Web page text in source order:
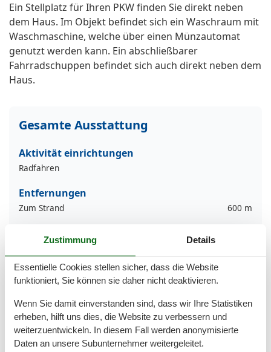
Ein Stellplatz für Ihren PKW finden Sie direkt neben
dem Haus. Im Objekt befindet sich ein Waschraum mit
Waschmaschine, welche über einen Münzautomat
genutzt werden kann. Ein abschließbarer
Fahrradschuppen befindet sich auch direkt neben dem
Haus.
Gesamte Ausstattung
Aktivität einrichtungen
Radfahren
Entfernungen
Zum Strand 600 m
Kinder einrichtungen
Familienfreundlich
Serviceeinrichtungen
Backofen
Bad/WC
Zustimmung Details
Essentielle Cookies stellen sicher, dass die Website
funktioniert, Sie können sie daher nicht deaktivieren.
Wenn Sie damit einverstanden sind, dass wir Ihre Statistiken
erheben, hilft uns dies, die Website zu verbessern und
weiterzuentwickeln. In diesem Fall werden anonymisierte
Daten an unsere Subunternehmer weitergeleitet.